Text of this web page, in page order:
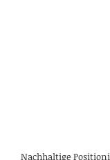
Nachhaltige